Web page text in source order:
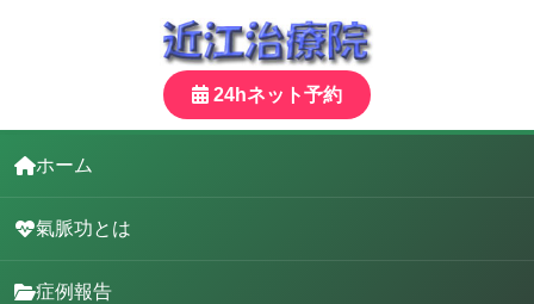
24hネット予約
ホーム
氣脈功とは
症例報告